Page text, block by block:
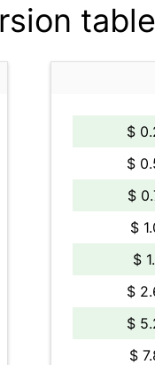
table
$
$
$
$
$
$
$
$